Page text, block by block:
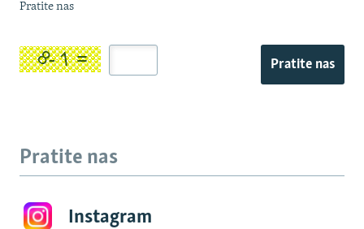
Pratite nas
Pratite nas
Pratite nas
Instagram